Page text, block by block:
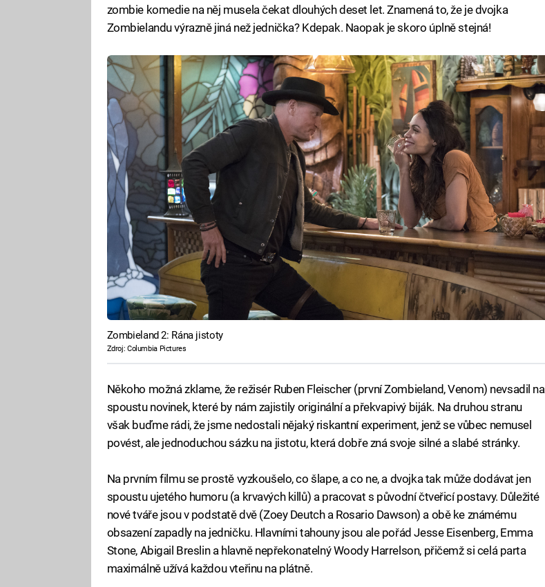
zombie komedie na něj musela čekat dlouhých deset let. Znamená to, že je dvojka
Zombielandu výrazně jiná než jednička? Kdepak. Naopak je skoro úplně stejná!
Zombieland 2: Rána jistoty
Zdroj: Columbia Pictures
Někoho možná zklame, že režisér Ruben Fleischer (první Zombieland, Venom) nevsadil na
spoustu novinek, které by nám zajistily originální a překvapivý biják. Na druhou stranu
však buďme rádi, že jsme nedostali nějaký riskantní experiment, jenž se vůbec nemusel
povést, ale jednoduchou sázku na jistotu, která dobře zná svoje silné a slabé stránky.
Na prvním filmu se prostě vyzkoušelo, co šlape, a co ne, a dvojka tak může dodávat jen
spoustu ujetého humoru (a krvavých killů) a pracovat s původní čtveřicí postavy. Důležité
nové tváře jsou v podstatě dvě (Zoey Deutch a Rosario Dawson) a obě ke známému
obsazení zapadly na jedničku. Hlavními tahouny jsou ale pořád Jesse Eisenberg, Emma
Stone, Abigail Breslin a hlavně nepřekonatelný Woody Harrelson, přičemž si celá parta
maximálně užívá každou vteřinu na plátně.